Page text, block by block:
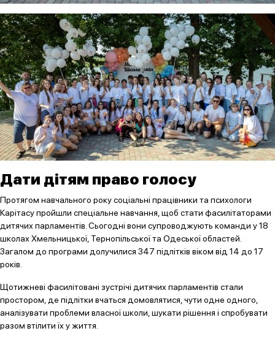
Дати дітям право голосу
Протягом навчального року соціальні працівники та психологи
Карітасу пройшли спеціальне навчання, щоб стати фасилітаторами
дитячих парламентів. Сьогодні вони супроводжують команди у 18
школах Хмельницької, Тернопільської та Одеської областей.
Загалом до програми долучилися 347 підлітків віком від 14 до 17
років.
Щотижневі фасилітовані зустрічі дитячих парламентів стали
простором, де підлітки вчаться домовлятися, чути одне одного,
аналізувати проблеми власної школи, шукати рішення і спробувати
разом втілити їх у життя.